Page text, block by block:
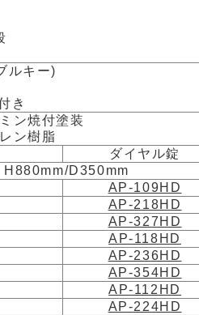
ルキー)
き
ン焼付塗装
ン樹脂
ダイヤル錠
D350mm
AP-109HD
AP-218HD
AP-327HD
AP-118HD
AP-236HD
AP-354HD
AP-112HD
AP-224HD